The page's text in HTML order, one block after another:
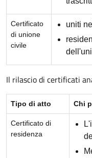
Certificato
di unione
civile
uniti
Il rilascio di certificati
Tipo di atto Chi
Certificato di
residenza